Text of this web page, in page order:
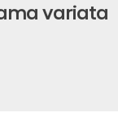
variata